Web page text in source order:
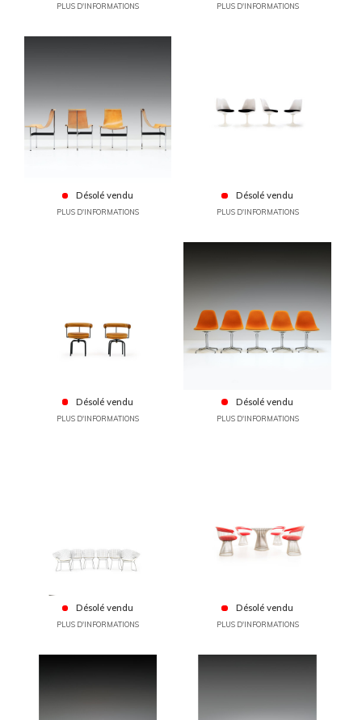
PLUS D'INFORMATIONS PLUS D'INFORMATIONS
Désolé vendu
PLUS D'INFORMATIONS
Désolé vendu
PLUS D'INFORMATIONS
Désolé vendu
PLUS D'INFORMATIONS
Désolé vendu
PLUS D'INFORMATIONS
Désolé vendu
PLUS D'INFORMATIONS
Désolé vendu
PLUS D'INFORMATIONS